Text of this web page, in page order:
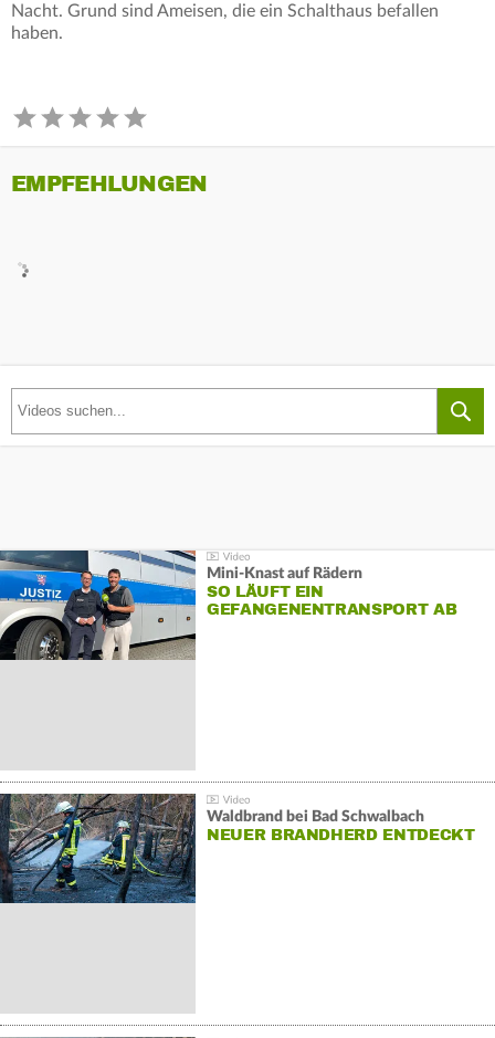
Nacht. Grund sind Ameisen, die ein Schalthaus befallen
haben.
EMPFEHLUNGEN
Mini-Knast auf Rädern
SO LÄUFT EIN
GEFANGENENTRANSPORT AB
Waldbrand bei Bad Schwalbach
NEUER BRANDHERD ENTDECKT